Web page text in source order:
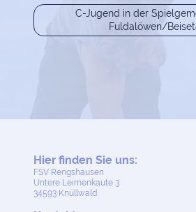
C-Jugend in der
Fuldalöwen/
Hier finden Sie uns:
FSV Rengshausen
Untere Leimenkaute 3
34593 Knüllwald